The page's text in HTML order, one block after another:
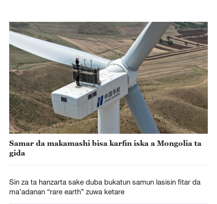
Samar da makamashi bisa karfin iska a Mongolia ta
gida
Sin za ta hanzarta sake duba bukatun samun lasisin fitar da
ma’adanan “rare earth” zuwa ketare